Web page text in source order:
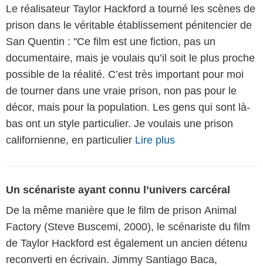
Le réalisateur Taylor Hackford a tourné les scènes de
prison dans le véritable établissement pénitencier de
San Quentin : "Ce film est une fiction, pas un
documentaire, mais je voulais qu’il soit le plus proche
possible de la réalité. C’est très important pour moi
de tourner dans une vraie prison, non pas pour le
décor, mais pour la population. Les gens qui sont là-
bas ont un style particulier. Je voulais une prison
californienne, en particulier Lire plus
Un scénariste ayant connu l’univers carcéral
De la même manière que le film de prison Animal
Factory (Steve Buscemi, 2000), le scénariste du film
de Taylor Hackford est également un ancien détenu
reconverti en écrivain. Jimmy Santiago Baca,